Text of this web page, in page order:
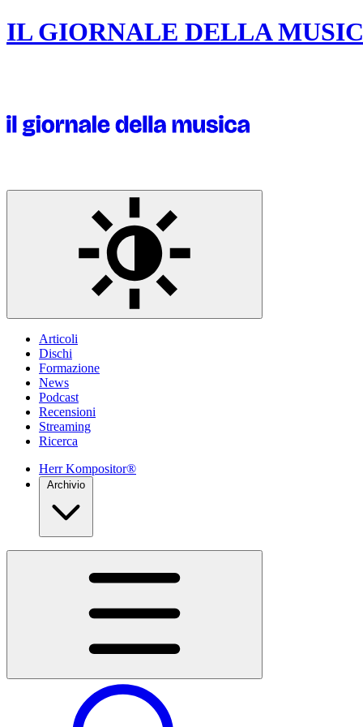
IL GIORNALE DELLA
Articoli
Dischi
Formazione
News
Podcast
Recensioni
Streaming
Ricerca
Herr Kompositor®
Archivio